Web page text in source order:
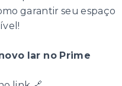
garantir seu espaço
lar no Prime